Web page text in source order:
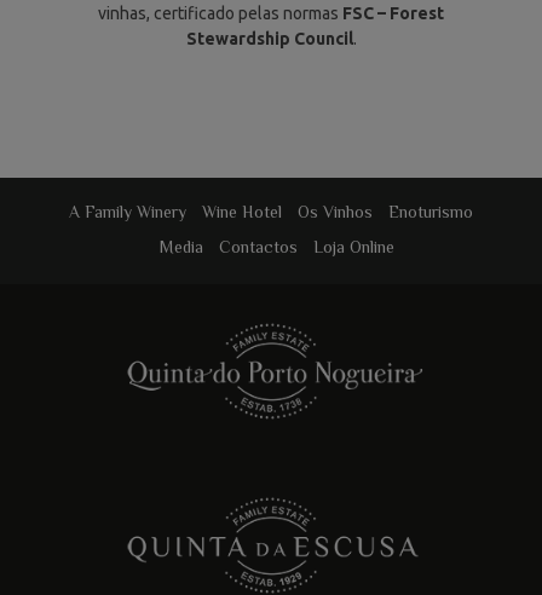
vinhas, certificado pelas normas FSC – Forest
Stewardship Council.
A Family Winery Wine Hotel Os Vinhos
Enoturismo
Media
Contactos Loja Online